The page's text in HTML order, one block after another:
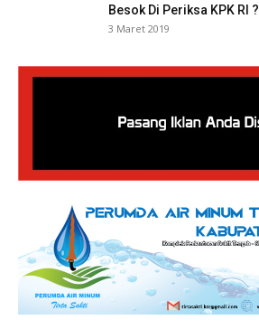
Besok Di Periksa KPK RI ?
3 Maret 2019